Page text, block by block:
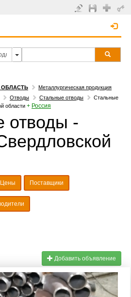
ОБЛАСТЬ
Металлургическая продукция
Отводы Стальные отводы
Стальные
области + Россия
отводы -
Цены Поставщики
Добавить объявление